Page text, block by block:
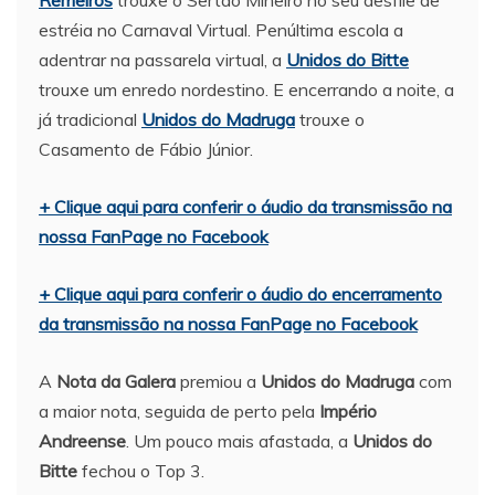
estréia no Carnaval Virtual. Penúltima escola a
adentrar na passarela virtual, a Unidos do Bitte
trouxe um enredo nordestino. E encerrando a noite, a
já tradicional Unidos do Madruga trouxe o
Casamento de Fábio Júnior.
+ Clique aqui para conferir o áudio da transmissão na
nossa FanPage no Facebook
+ Clique aqui para conferir o áudio do encerramento
da transmissão na nossa FanPage no Facebook
A Nota da Galera premiou a Unidos do Madruga com
a maior nota, seguida de perto pela Império
Andreense. Um pouco mais afastada, a Unidos do
Bitte fechou o Top 3.